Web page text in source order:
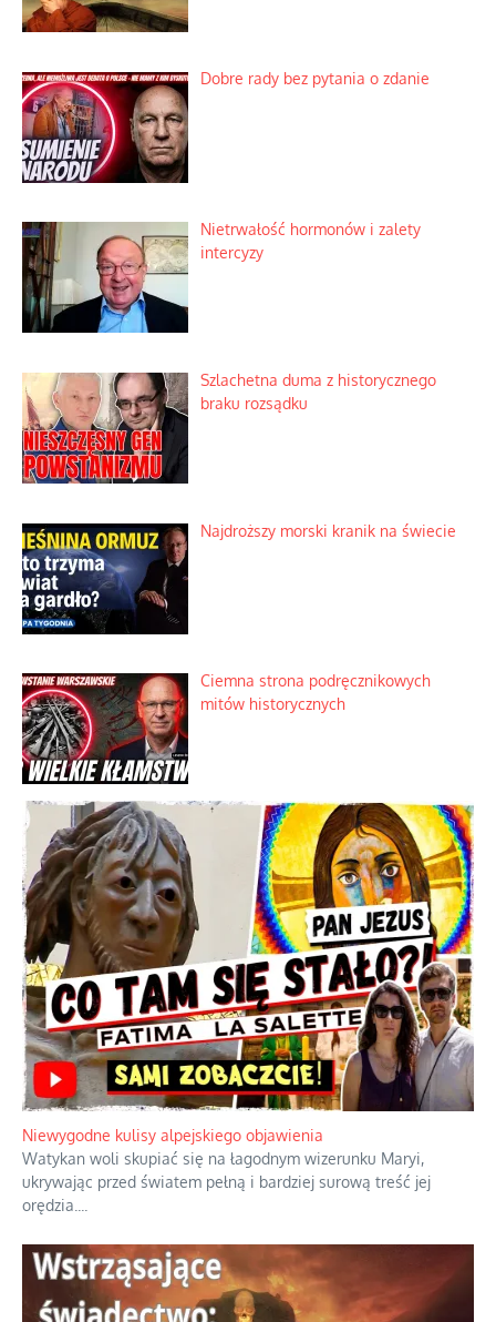
Dobre rady bez pytania o zdanie
Nietrwałość hormonów i zalety
intercyzy
Szlachetna duma z historycznego
braku rozsądku
Najdroższy morski kranik na świecie
Ciemna strona podręcznikowych
mitów historycznych
Niewygodne kulisy alpejskiego objawienia
Watykan woli skupiać się na łagodnym wizerunku Maryi,
ukrywając przed światem pełną i bardziej surową treść jej
orędzia.